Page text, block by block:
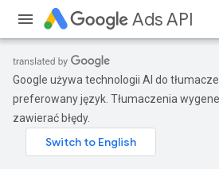
Ads API
Google używa technologii AI do
preferowany język. Tłumaczenia
zawierać błędy.